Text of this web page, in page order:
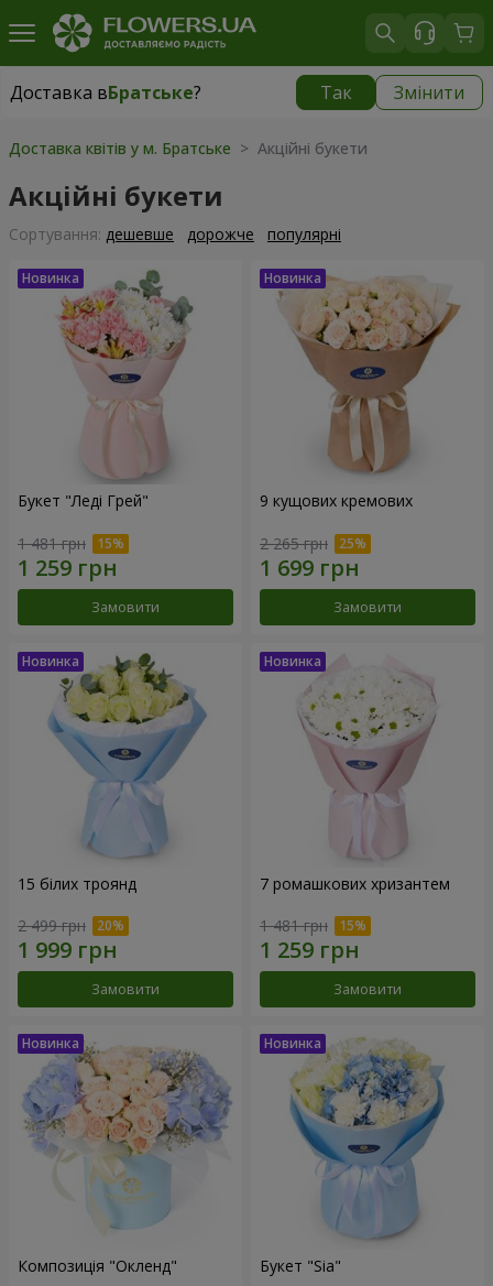
Доставка вБратське? Так Змінити
Доставка вБратське|
Доставка квітів у м. Братське > Акційні букети
Акційні букети
Сортування: дешевше дорожче популярні
Букет "Леді Грей"
1 481 грн
Замовити
9 кущових кремових
2 265 грн
Замовити
15 білих троянд
2 499 грн
Замовити
7 ромашкових хризантем
1 481 грн
Замовити
Композиція "Окленд" Букет "Sia"